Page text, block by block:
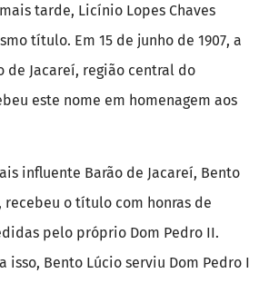
tarde, Licínio Lopes Chaves
título. Em 15 de junho de 1907, a
de Jacareí, região central do
este nome em homenagem aos
influente Barão de Jacareí, Bento
recebeu o título com honras de
pelo próprio Dom Pedro II.
isso, Bento Lúcio serviu Dom Pedro I